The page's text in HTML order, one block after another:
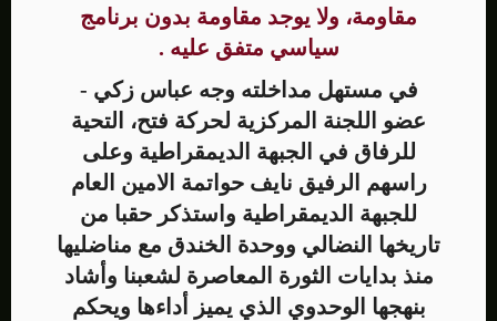
مقاومة، ولا يوجد مقاومة بدون برنامج
سياسي متفق عليه .
في مستهل مداخلته وجه عباس زكي -
عضو اللجنة المركزية لحركة فتح، التحية
للرفاق في الجبهة الديمقراطية وعلى
راسهم الرفيق نايف حواتمة الامين العام
للجبهة الديمقراطية واستذكر حقبا من
تاريخها النضالي ووحدة الخندق مع مناضليها
منذ بدايات الثورة المعاصرة لشعبنا وأشاد
بنهجها الوحدوي الذي يميز أداءها ويحكم